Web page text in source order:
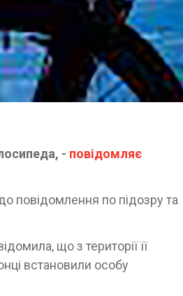
- повідомляє
повідомлення по підозру та
що з території її
встановили особу